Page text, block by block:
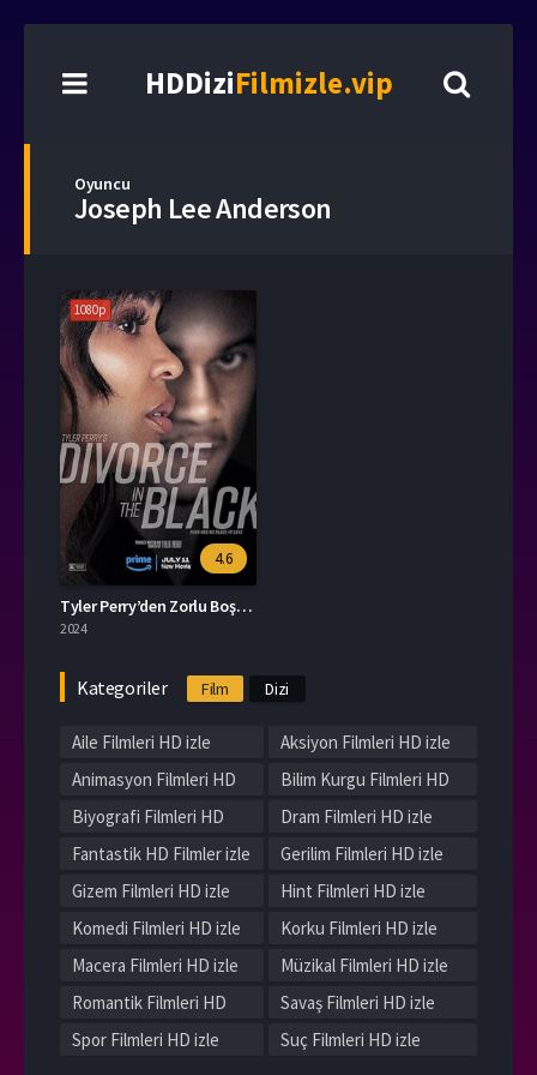
HDDiziFilmizle.vip
Oyuncu
Joseph Lee Anderson
1080p
4.6
Tyler Perry’den Zorlu Boşanma
2024
Kategoriler Film Dizi
Aile Filmleri HD izle
Aksiyon Filmleri HD izle
Animasyon Filmleri HD
izle
Bilim Kurgu Filmleri HD
izle
Biyografi Filmleri HD
izle
Dram Filmleri HD izle
Fantastik HD Filmler izle
Gerilim Filmleri HD izle
Gizem Filmleri HD izle
Hint Filmleri HD izle
Komedi Filmleri HD izle
Korku Filmleri HD izle
Macera Filmleri HD izle
Müzikal Filmleri HD izle
Romantik Filmleri HD
izle
Savaş Filmleri HD izle
Spor Filmleri HD izle
Suç Filmleri HD izle